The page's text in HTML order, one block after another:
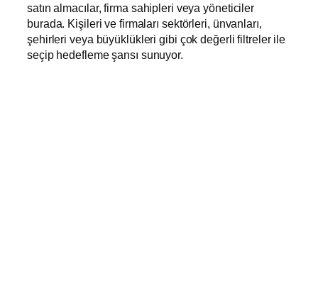
satın almacılar, firma sahipleri veya yöneticiler
burada. Kişileri ve firmaları sektörleri, ünvanları,
şehirleri veya büyüklükleri gibi çok değerli filtreler ile
seçip hedefleme şansı sunuyor.